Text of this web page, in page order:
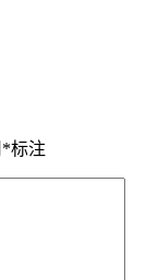
*标注